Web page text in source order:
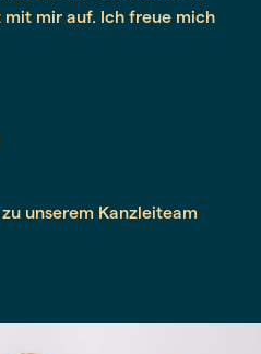
mir auf. Ich freue mich
unserem Kanzleiteam